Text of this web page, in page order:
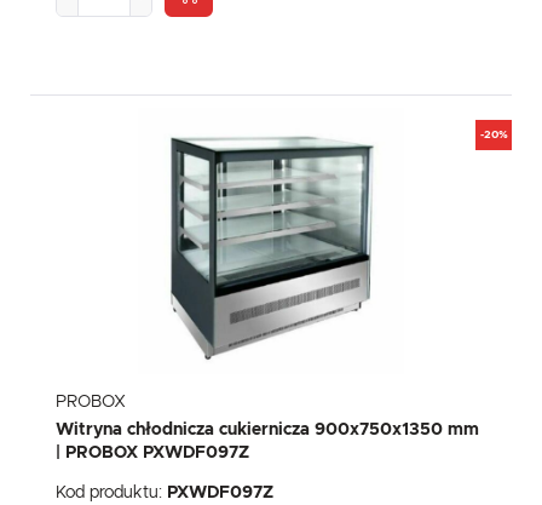
-20%
PROBOX
Witryna chłodnicza cukiernicza 900x750x1350 mm
| PROBOX PXWDF097Z
Kod produktu: PXWDF097Z